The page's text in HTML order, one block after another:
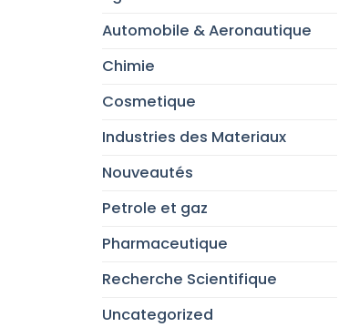
Automobile & Aeronautique
Chimie
Cosmetique
Industries des Materiaux
Nouveautés
Petrole et gaz
Pharmaceutique
Recherche Scientifique
Uncategorized